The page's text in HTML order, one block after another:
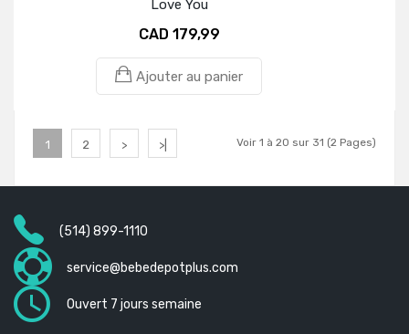
Love You
CAD 179,99
Ajouter au panier
Voir 1 à 20 sur 31 (2 Pages)
1 2 > >|
(514) 899-1110
service@bebedepotplus.com
Ouvert 7 jours semaine